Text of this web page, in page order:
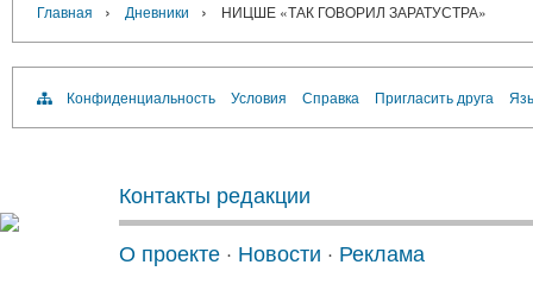
Главная › Дневники › НИЦШЕ «ТАК ГОВОРИЛ ЗАРАТУСТРА»
Конфиденциальность Условия Справка Пригласить друга
Контакты редакции
О проекте · Новости · Реклама